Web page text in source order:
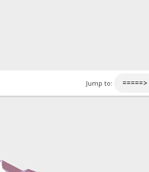
Jump to: